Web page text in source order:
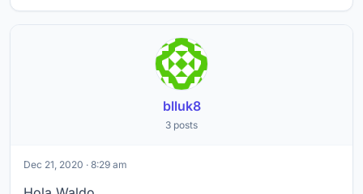
blluk8
3 posts
Dec 21, 2020 · 8:29 am